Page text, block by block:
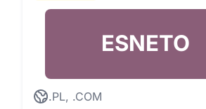
ESNETO
.PL, .COM